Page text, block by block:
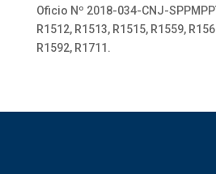
Oficio Nº 2018-034-CNJ-
R1512, R1513, R1515, R1559,
R1592, R1711.